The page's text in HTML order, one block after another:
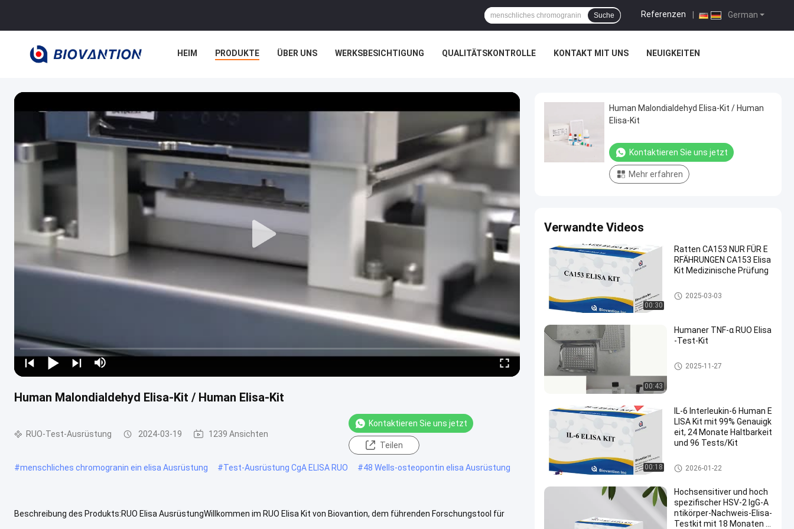
German
Referenzen
Suche
HEIM PRODUKTE ÜBER UNS WERKSBESICHTIGUNG QUALITÄTSKONTROLLE KONTAKT MIT UNS NEUIGKEITEN
Human Malondialdehyd Elisa-Kit / Human Elisa-Kit
RUO-Test-Ausrüstung 2024-03-19 1239 Ansichten
Kontaktieren Sie uns jetzt
Teilen
#menschliches chromogranin ein elisa Ausrüstung #Test-Ausrüstung CgA ELISA RUO #48 Wells-osteopontin elisa Ausrüstung
Beschreibung des Produkts:RUO Elisa AusrüstungWillkommen im RUO Elisa Kit von Biovantion, dem führenden Forschungstool für
Human Malondialdehyd Elisa-Kit / Human
Elisa-Kit
Kontaktieren Sie uns jetzt
Mehr erfahren
Verwandte Videos
00:30
Ratten CA153 NUR FÜR E
RFÄHRUNGEN CA153 Elisa
Kit Medizinische Prüfung
RUO-Test-Ausrüstung
2025-03-03
00:43
Humaner TNF-α RUO Elisa
-Test-Kit
RUO-Test-Ausrüstung
2025-11-27
00:18
IL-6 Interleukin-6 Human E
LISA Kit mit 99% Genauigk
eit, 24 Monate Haltbarkeit
und 96 Tests/Kit
ELISA Test Kit
2026-01-22
Hochsensitiver und hoch
spezifischer HSV-2 IgG-A
ntikörper-Nachweis-Elisa-
Testkit mit 18 Monaten H